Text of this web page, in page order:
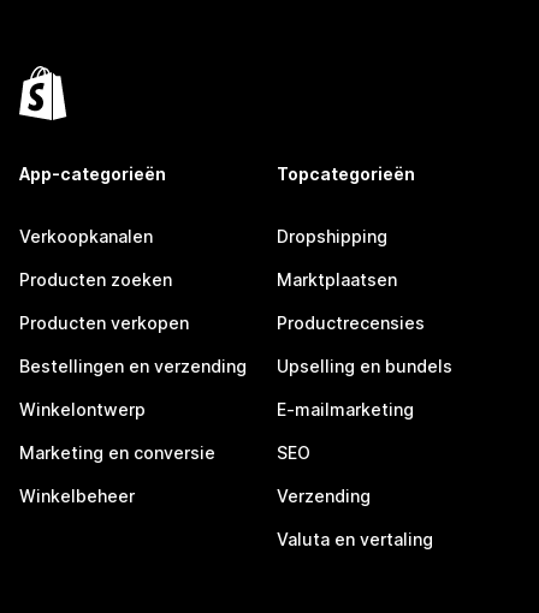
App-categorieën
Verkoopkanalen
Producten zoeken
Producten verkopen
Bestellingen en verzending
Winkelontwerp
Marketing en conversie
Winkelbeheer
Topcategorieën
Dropshipping
Marktplaatsen
Productrecensies
Upselling en bundels
E-mailmarketing
SEO
Verzending
Valuta en vertaling